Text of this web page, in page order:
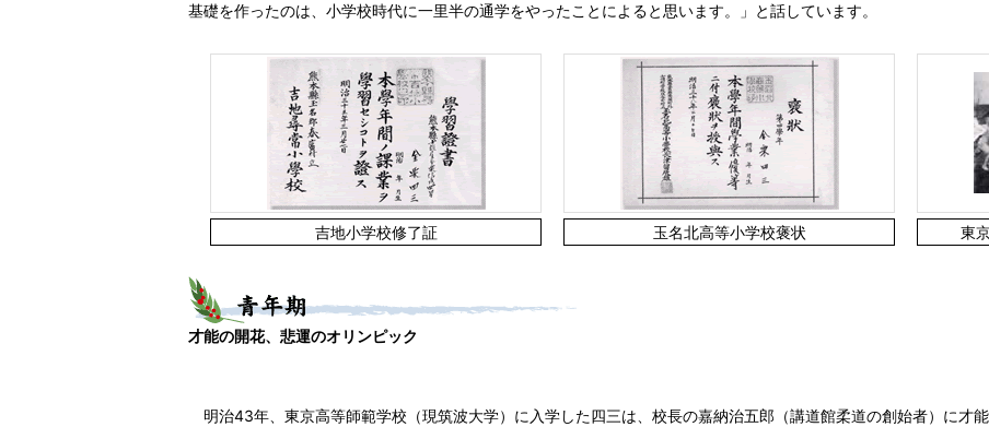
基礎を作ったのは、小学校時代に一里半の通学をやったことによると思います。」と話しています。
吉地小学校修了証 玉名北高等小学校褒状 東
才能の開花、悲運のオリンピック
明治43年、東京高等師範学校（現筑波大学）に入学した四三は、校長の嘉納治五郎（講道館柔道の創始者）に才能